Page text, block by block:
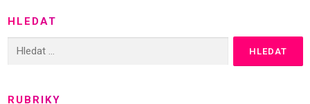
c
o
HLEDAT
RUBRIKY